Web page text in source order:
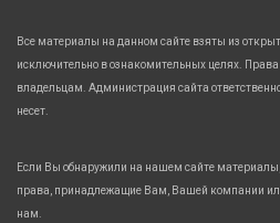
Все материалы на данном сайте взяты из
исключительно в ознакомительных целях.
владельцам. Администрация сайта
несет.
Если Вы обнаружили на нашем сайте
права, принадлежащие Вам, Вашей компании
нам.